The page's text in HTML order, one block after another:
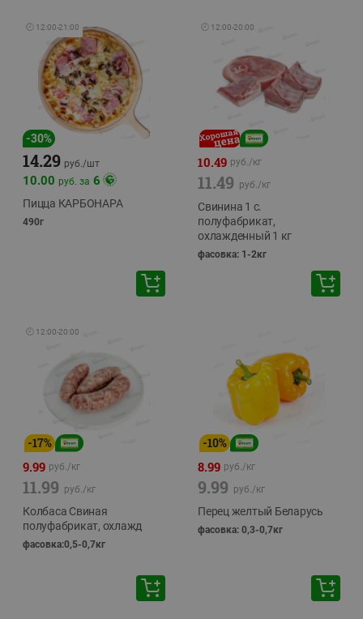
🕘 12:00-21:00
-30%
14.29 руб./шт
10.00 руб. за 6
Пицца КАРБОНАРА
490г
🕘 12:00-20:00
10.49 руб./кг
11.49 руб./кг
Свинина 1 с.
полуфабрикат,
охлажденный 1 кг
фасовка: 1-2кг
🕘 12:00-20:00
-17%
9.99 руб./кг
11.99 руб./кг
Колбаса Свиная
полуфабрикат, охлажд
фасовка:0,5-0,7кг
-10%
8.99 руб./кг
9.99 руб./кг
Перец желтый Беларусь
фасовка: 0,3-0,7кг